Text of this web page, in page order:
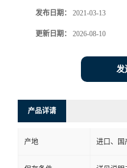
发布日期： 2021-03-13
更新日期： 2026-08-10
发
产品详请
产地 进口、国